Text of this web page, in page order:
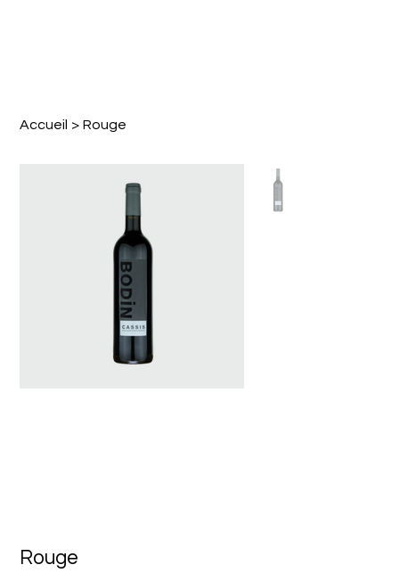
Accueil > Rouge
Rouge